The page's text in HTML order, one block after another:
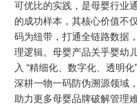
可优比的实践，是母婴行业
的成功样本，其核心价值不
码为纽带，打通全链路数据
理逻辑。母婴产品关乎婴幼
入 “精细化、数字化、透明
深耕一物一码防伪溯源领域
助力更多母婴品牌破解管理